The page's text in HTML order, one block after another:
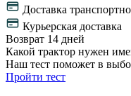
Доставка
Курьерская доставка
Возврат 14 дней
Какой трактор нужен
Наш тест поможет в
Пройти тест